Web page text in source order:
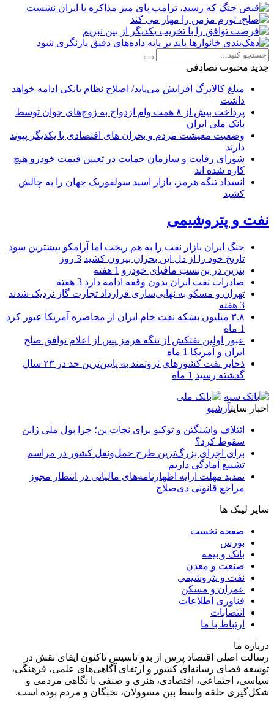
جدید محبوب تصادفی
مبلغ کالابرگ افزایش می‌یابد/ اصلاح نظام بانکی ادامه خواهد
داشت
پرداخت بیش از ۸ همت وام ازدواج به زوج‌های جوان توسط
بانک ملی ایران
وضعیت معیشت مردم و بحران های اقتصادی با یکدیگر پیوند
دارند
شورای رقابت و سازمان حمایت در تعیین قیمت خودرو هیچ
کاره شده اند
انسداد تنگه هرمز، بازار اسید سولفوریک جهان را به چالش
کشید
نفت و پتروشیمی
جنگ ایران بازار نفت را به هم ریخت اما آرامکو بیشترین سود
تاریخ خود را از دل این بحران بیرون کشید 3 روز
بنزین در بن‌بستِ مافیای خودرو 1 هفته
صادرات نفت ایران بدون وقفه ادامه دارد 3 هفته
تهران و مسکو به نهایی‌سازی قرارداد تجارت گاز نزدیک شدند
3 هفته
۳.۸ میلیون بشکه نفت خام ایران از محاصره آمریکا عبور کرد
1 ماه
عبور اولین نفتکش از تنگه هرمز پس از اعلام توافق صلح
ایران و آمریکا 1 ماه
ذخایر نفت کشورهای ثروتمند به پایین‌ترین حد در ۲۳ سال
گذشته رسید 1 ماه
اخبار سایتآرشیو
ائتلاف واشنگتن و توکیو برای نجات ین؛ چرا پول ملی ژاپن
سقوط کرد؟
برای اجرای بزرگ‌ترین طرح حمل‌ونقل کشور در مراسم
تشییع آمادگی داریم
تمدید مهلت ارایه اظهارنامه‌های مالیاتی در انتظار مجوز
مراجع قانونی ذی‌‏صلاح
سایر لینک ها
صفحه نخست
بورس
بانک و بیمه
صنعت و معدن
نفت و پتروشیمی
عمران و مسکن
فناوری اطلاعات
انتصابات
ارتباط با ما
درباره ما
رسالت اصلی اقتصاد پرس از بدو تاسیس تاکنون ایفای نقش در
توسعه فضای رسانه‌ای کشور و ارتقای آگاهی‌های علمی، فرهنگی،
سیاسی، اجتماعی، اقتصادی، هنری و صنفی با نگاهی مردمی و
شکل‌گیری حلقه واسط بین مسوولان، نخبگان و مردم بوده است.